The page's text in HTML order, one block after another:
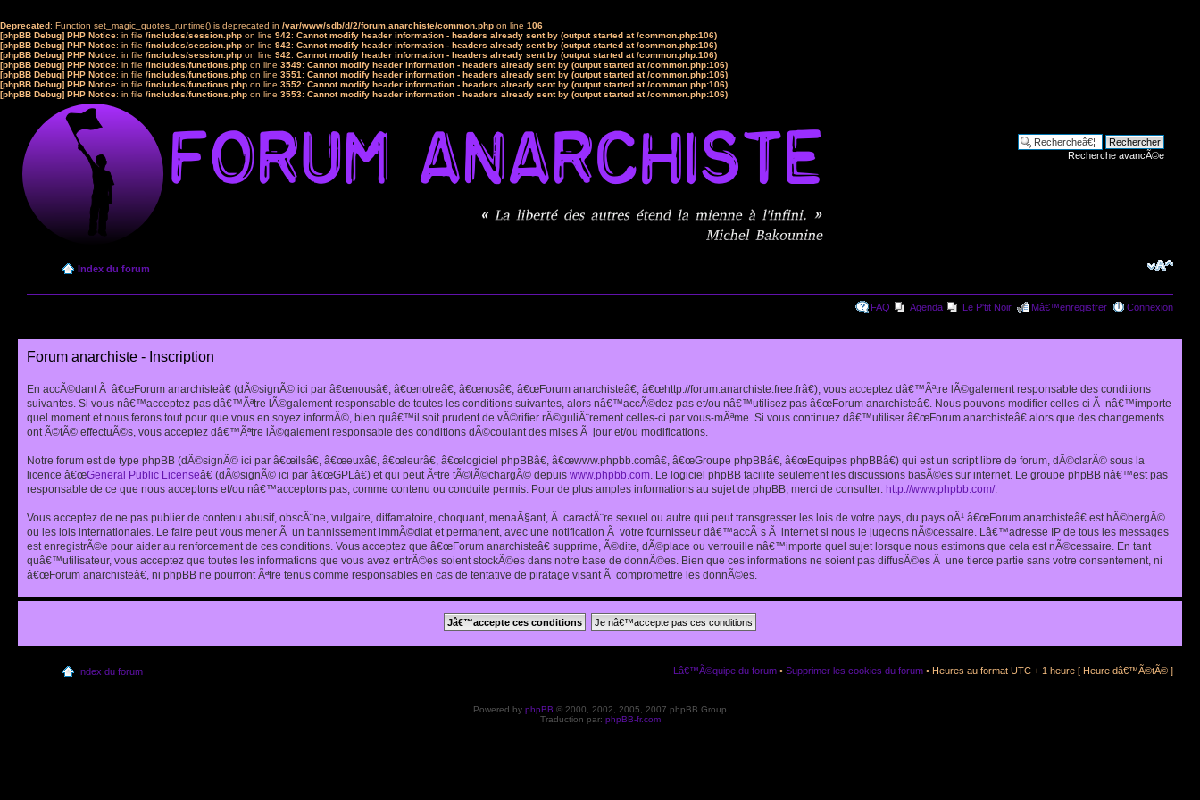
Deprecated: Function set_magic_quotes_runtime() is deprecated in /var/www/sdb/d/2/forum.anarchiste/common.php on line 106
[phpBB Debug] PHP Notice: in file /includes/session.php on line 942: Cannot modify header information - headers already sent by (output started at /common.php:106)
[phpBB Debug] PHP Notice: in file /includes/session.php on line 942: Cannot modify header information - headers already sent by (output started at /common.php:106)
[phpBB Debug] PHP Notice: in file /includes/session.php on line 942: Cannot modify header information - headers already sent by (output started at /common.php:106)
[phpBB Debug] PHP Notice: in file /includes/functions.php on line 3549: Cannot modify header information - headers already sent by (output started at /common.php:106)
[phpBB Debug] PHP Notice: in file /includes/functions.php on line 3551: Cannot modify header information - headers already sent by (output started at /common.php:106)
[phpBB Debug] PHP Notice: in file /includes/functions.php on line 3552: Cannot modify header information - headers already sent by (output started at /common.php:106)
[phpBB Debug] PHP Notice: in file /includes/functions.php on line 3553: Cannot modify header information - headers already sent by (output started at /common.php:106)
Recherche avancÃ©e
Index du forum
FAQ Agenda Le P'tit Noir Mâ€™enregistrer Connexion
Forum anarchiste - Inscription
En accÃ©dant Ã â€œForum anarchisteâ€ (dÃ©signÃ© ici par â€œnousâ€, â€œnotreâ€, â€œnosâ€, â€œForum anarchisteâ€, â€œhttp://forum.anarchiste.free.frâ€), vous acceptez dâ€™Ãªtre lÃ©galement responsable des conditions
suivantes. Si vous nâ€™acceptez pas dâ€™Ãªtre lÃ©galement responsable de toutes les conditions suivantes, alors nâ€™accÃ©dez pas et/ou nâ€™utilisez pas â€œForum anarchisteâ€. Nous pouvons modifier celles-ci Ã nâ€™importe
quel moment et nous ferons tout pour que vous en soyez informÃ©, bien quâ€™il soit prudent de vÃ©rifier rÃ©guliÃ¨rement celles-ci par vous-mÃªme. Si vous continuez dâ€™utiliser â€œForum anarchisteâ€ alors que des changements
ont Ã©tÃ© effectuÃ©s, vous acceptez dâ€™Ãªtre lÃ©galement responsable des conditions dÃ©coulant des mises Ã jour et/ou modifications.
Notre forum est de type phpBB (dÃ©signÃ© ici par â€œilsâ€, â€œeuxâ€, â€œleurâ€, â€œlogiciel phpBBâ€, â€œwww.phpbb.comâ€, â€œGroupe phpBBâ€, â€œEquipes phpBBâ€) qui est un script libre de forum, dÃ©clarÃ© sous la
licence â€œGeneral Public Licenseâ€ (dÃ©signÃ© ici par â€œGPLâ€) et qui peut Ãªtre tÃ©lÃ©chargÃ© depuis www.phpbb.com. Le logiciel phpBB facilite seulement les discussions basÃ©es sur internet. Le groupe phpBB nâ€™est pas
responsable de ce que nous acceptons et/ou nâ€™acceptons pas, comme contenu ou conduite permis. Pour de plus amples informations au sujet de phpBB, merci de consulter: http://www.phpbb.com/.
Vous acceptez de ne pas publier de contenu abusif, obscÃ¨ne, vulgaire, diffamatoire, choquant, menaÃ§ant, Ã caractÃ¨re sexuel ou autre qui peut transgresser les lois de votre pays, du pays oÃ¹ â€œForum anarchisteâ€ est hÃ©bergÃ©
ou les lois internationales. Le faire peut vous mener Ã un bannissement immÃ©diat et permanent, avec une notification Ã votre fournisseur dâ€™accÃ¨s Ã internet si nous le jugeons nÃ©cessaire. Lâ€™adresse IP de tous les messages
est enregistrÃ©e pour aider au renforcement de ces conditions. Vous acceptez que â€œForum anarchisteâ€ supprime, Ã©dite, dÃ©place ou verrouille nâ€™importe quel sujet lorsque nous estimons que cela est nÃ©cessaire. En tant
quâ€™utilisateur, vous acceptez que toutes les informations que vous avez entrÃ©es soient stockÃ©es dans notre base de donnÃ©es. Bien que ces informations ne soient pas diffusÃ©es Ã une tierce partie sans votre consentement, ni
â€œForum anarchisteâ€, ni phpBB ne pourront Ãªtre tenus comme responsables en cas de tentative de piratage visant Ã compromettre les donnÃ©es.
Index du forum Lâ€™Ã©quipe du forum • Supprimer les cookies du forum • Heures au format UTC + 1 heure [ Heure dâ€™Ã©tÃ© ]
Powered by phpBB © 2000, 2002, 2005, 2007 phpBB Group
Traduction par: phpBB-fr.com